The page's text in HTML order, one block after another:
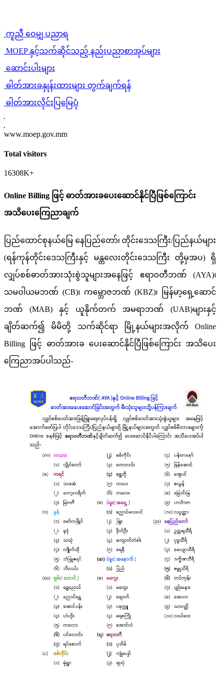
ကူညီ ဝေမျှ ပညာရ
MOEP နှင့်သက်ဆိုင်သည့် နည်းပညာစာအုပ်များ
ဆောင်းပါးများ
ဓါတ်အားခနှုန်းထားများ တွက်ချက်ရန်
ဓါတ်အားလိုင်းပြမြေပုံ
www.moep.gov.mm
Total visitors
16308K+
Online Billing ဖြင့် ဓာတ်အားခပေးဆောင်နိုင်ပြီဖြစ်ကြောင်း
အသိပေးကြေညာချက်
ပြည်ထောင်စုနယ်မြေ နေပြည်တော်၊ တိုင်းဒေသကြီး/ပြည်နယ်များ
(ရန်ကုန်တိုင်းဒေသကြီးနှင့် မန္တလေးတိုင်းဒေသကြီး တို့မှအပ) ရှိ
လျှပ်စစ်ဓာတ်အားသုံးစွဲသူများအနေဖြင့် ဧရာဝတီဘဏ် (AYA)၊
သမဝါယမဘဏ် (CB)၊ ကမ္ဘောဇဘဏ် (KBZ)၊ မြန်မာ့​ရှေ့ဆောင်
ဘဏ် (MAB) နှင့် ယူနိုက်တက် အမရာဘဏ် (UAB)များနှင့်
ချိတ်ဆက်၍ မိမိတို့ သက်ဆိုင်ရာ မြို့နယ်များအလိုက် Online
Billing ဖြင့် ဓာတ်အားခ ပေးဆောင်နိုင်ပြီဖြစ်ကြောင်း အသိပေး
ကြေညာအပ်ပါသည်-